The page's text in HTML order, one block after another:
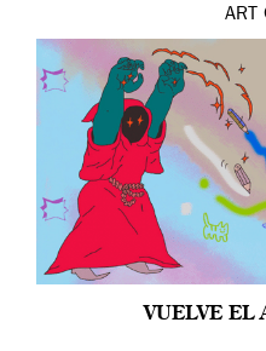
ART
VUELVE EL